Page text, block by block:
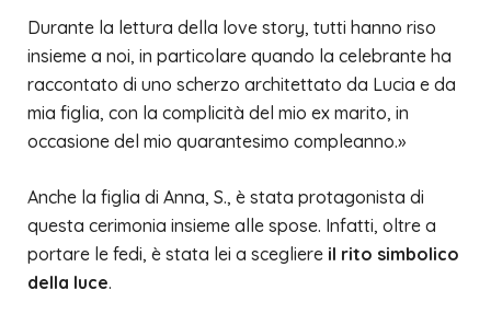
Durante la lettura della love story, tutti hanno riso
insieme a noi, in particolare quando la celebrante ha
raccontato di uno scherzo architettato da Lucia e da
mia figlia, con la complicità del mio ex marito, in
occasione del mio quarantesimo compleanno.»
Anche la figlia di Anna, S., è stata protagonista di
questa cerimonia insieme alle spose. Infatti, oltre a
portare le fedi, è stata lei a scegliere il rito simbolico
della luce.